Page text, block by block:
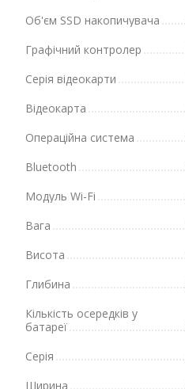
Об'єм SSD накопичувача
Графічний контролер
Серія відеокарти
Відеокарта
Операційна система
Bluetooth
Модуль Wi-Fi
Вага
Висота
Глибина
Кількість осередків у
батареї
Серія
Ширина